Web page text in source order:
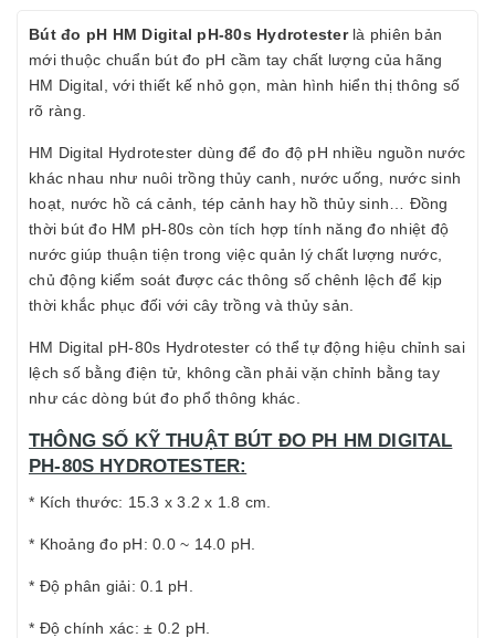
Bút đo pH HM Digital pH-80s Hydrotesterlà phiên bản
mới thuộc chuẩn bút đo pH cầm tay chất lượng của hãng
HM Digital, với thiết kế nhỏ gọn, màn hình hiển thị thông số
rõ ràng.
HM Digital Hydrotester dùng để đo độ pH nhiều nguồn nước
khác nhau như nuôi trồng thủy canh, nước uống, nước sinh
hoạt, nước hồ cá cảnh, tép cảnh hay hồ thủy sinh… Đồng
thời bút đo HM pH-80s còn tích hợp tính năng đo nhiệt độ
nước giúp thuận tiện trong việc quản lý chất lượng nước,
chủ động kiểm soát được các thông số chênh lệch để kịp
thời khắc phục đối với cây trồng và thủy sản.
HM Digital pH-80s Hydrotester có thể tự động hiệu chỉnh sai
lệch số bằng điện tử, không cần phải vặn chỉnh bằng tay
như các dòng bút đo phổ thông khác.
THÔNG SỐ KỸ THUẬT BÚT ĐO PH HM DIGITAL
PH-80S HYDROTESTER:
* Kích thước: 15.3 x 3.2 x 1.8 cm.
* Khoảng đo pH: 0.0 ~ 14.0 pH.
* Độ phân giải: 0.1 pH.
* Độ chính xác: ± 0.2 pH.